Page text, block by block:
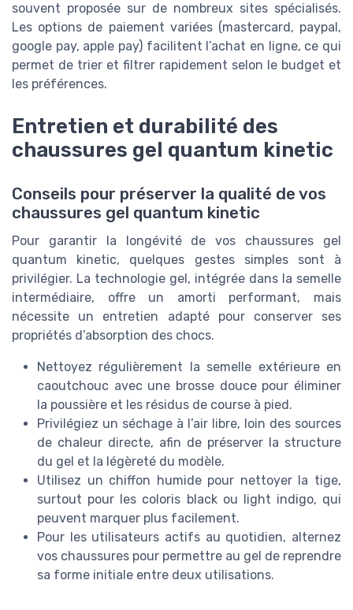
souvent proposée sur de nombreux sites spécialisés.
Les options de paiement variées (mastercard, paypal,
google pay, apple pay) facilitent l’achat en ligne, ce qui
permet de trier et filtrer rapidement selon le budget et
les préférences.
Entretien et durabilité des
chaussures gel quantum kinetic
Conseils pour préserver la qualité de vos
chaussures gel quantum kinetic
Pour garantir la longévité de vos chaussures gel
quantum kinetic, quelques gestes simples sont à
privilégier. La technologie gel, intégrée dans la semelle
intermédiaire, offre un amorti performant, mais
nécessite un entretien adapté pour conserver ses
propriétés d’absorption des chocs.
Nettoyez régulièrement la semelle extérieure en
caoutchouc avec une brosse douce pour éliminer
la poussière et les résidus de course à pied.
Privilégiez un séchage à l’air libre, loin des sources
de chaleur directe, afin de préserver la structure
du gel et la légèreté du modèle.
Utilisez un chiffon humide pour nettoyer la tige,
surtout pour les coloris black ou light indigo, qui
peuvent marquer plus facilement.
Pour les utilisateurs actifs au quotidien, alternez
vos chaussures pour permettre au gel de reprendre
sa forme initiale entre deux utilisations.